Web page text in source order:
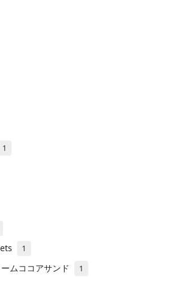
1
1
ムココアサンド 1